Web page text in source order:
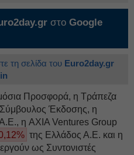
στο Google
τη σελίδα του Euro2day.gr
Προσφορά, η Τράπεζα
Έκδοσης, η
η AXIA Ventures Group
της Ελλάδος Α.Ε. και η
ως Συντονιστές